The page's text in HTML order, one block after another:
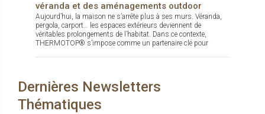
véranda et des aménagements outdoor
Aujourd’hui, la maison ne s’arrête plus à ses murs. Véranda,
pergola, carport… les espaces extérieurs deviennent de
véritables prolongements de l’habitat. Dans ce contexte,
THERMOTOP® s’impose comme un partenaire clé pour
Dernières Newsletters
Thématiques